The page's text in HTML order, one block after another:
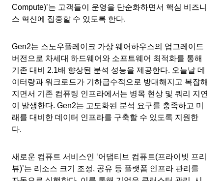
Compute)’는 고객들이 운영을 단순화하면서 핵심 비즈니
스 혁신에 집중할 수 있도록 한다.
Gen2는 스노우플레이크 가상 웨어하우스의 업그레이드
버전으로 차세대 하드웨어와 소프트웨어 최적화를 통해
기존 대비 2.1배 향상된 분석 성능을 제공한다. 오늘날 데
이터량과 워크로드가 기하급수적으로 방대해지고 복잡해
지면서 기존 컴퓨팅 인프라에서는 병목 현상 및 쿼리 지연
이 발생한다. Gen2는 고도화된 분석 요구를 충족하고 미
래를 대비한 데이터 인프라를 구축할 수 있도록 지원한
다.
새로운 컴퓨트 서비스인 ‘어댑티브 컴퓨트(프라이빗 프리
뷰)’는 리소스 크기 조정, 공유 등 플랫폼 인프라 관리를